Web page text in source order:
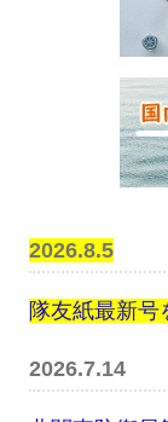
2026.8.5
隊友紙最新号
2026.7.14